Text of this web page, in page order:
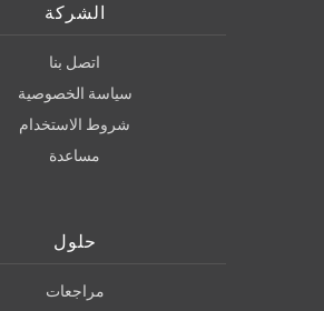
الشركة
اتصل بنا
سياسة الخصوصية
شروط الاستخدام
مساعدة
حلول
مراجعات